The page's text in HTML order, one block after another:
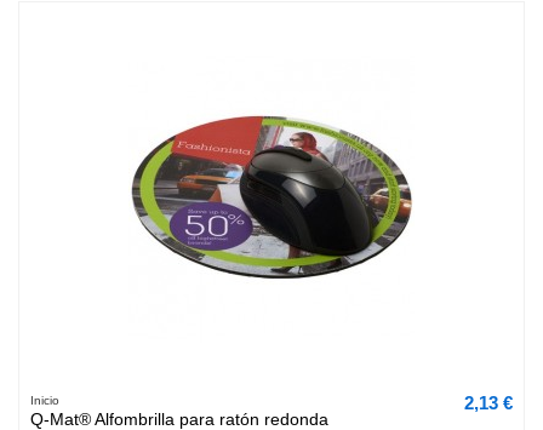
Inicio
Q-Mat® Alfombrilla para ratón redonda
2,13 €